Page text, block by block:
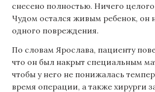
снесено полностью. Ничего
Чудом остался живым ребенок, он
одного повреждения.
По словам Ярослава, пациенту
что он был накрыт специальным
чтобы у него не понижалась
время операции, а также хирурги